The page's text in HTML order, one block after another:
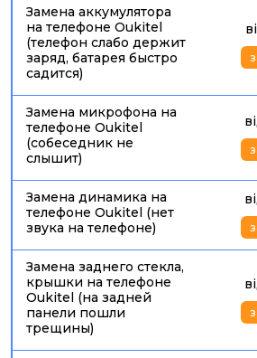
если нужнопочинить телефон
стекло, дисплей, аккумулятор,
восстановить смартфон после
самостоятельной разборки.
Замена аккумулятора
на телефоне Oukitel
(телефон слабо держит
заряд, батарея быстро
садится)
Замена микрофона на
телефоне Oukitel
(собеседник не
слышит)
Замена динамика на
телефоне Oukitel (нет
звука на телефоне)
Замена заднего стекла,
крышки на телефоне
Oukitel (на задней
панели пошли
трещины)